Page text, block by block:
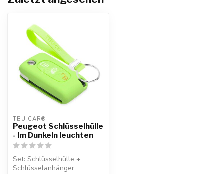
TBU CAR®
Peugeot Schlüsselhülle
- Im Dunkeln leuchten
Set: Schlüsselhülle +
Schlüsselanhänger